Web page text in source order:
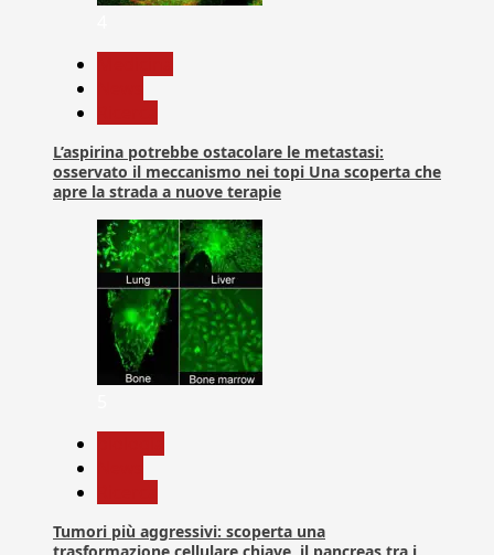
L’aspirina potrebbe ostacolare le metastasi:
osservato il meccanismo nei topi Una scoperta che
apre la strada a nuove terapie
Tumori più aggressivi: scoperta una